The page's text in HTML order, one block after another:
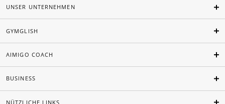
UNSER UNTERNEHMEN
GYMGLISH
AIMIGO COACH
BUSINESS
NÜTZLICHE LINKS